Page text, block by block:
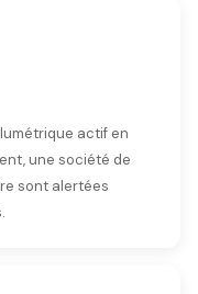
actif en
une société de
sont alertées